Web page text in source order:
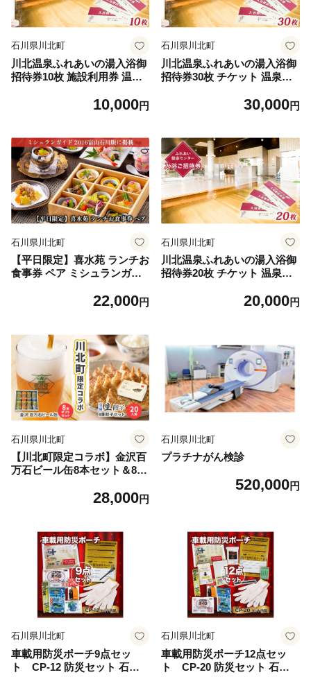
石川県川北町
川北温泉ふれあいの湯入浴御
招待券10枚 施設利用券 温泉
り温泉 日帰り入浴 温泉施設
休息 観光 日帰り 癒し
10,000円
石川県川北町
川北温泉ふれあいの湯入浴御
招待券30枚 チケット 温泉利
観光 塩分強めの温泉 個室 食
30,000円
石川県川北町
【平日限定】喜水苑 ランチお
食事券 ペア ミシュランガイ
ケット 旬の食材 厳選素材 加
22,000円
石川県川北町
川北温泉ふれあいの湯入浴御
招待券20枚 チケット 温泉利
20,000円
石川県川北町
【川北町限定コラボ】金沢百
万石ビール缶8本セット＆8番
ビール 飲み比べ 餃子 ぎょう
28,000円
石川県川北町
プラチナがん検診
520,000円
石川県川北町
車載用防災ポーチ9点セッ
ト CP-12 防災セット 石川
石川県川北町
車載用防災ポーチ12点セッ
ト CP-20 防災セット 石川